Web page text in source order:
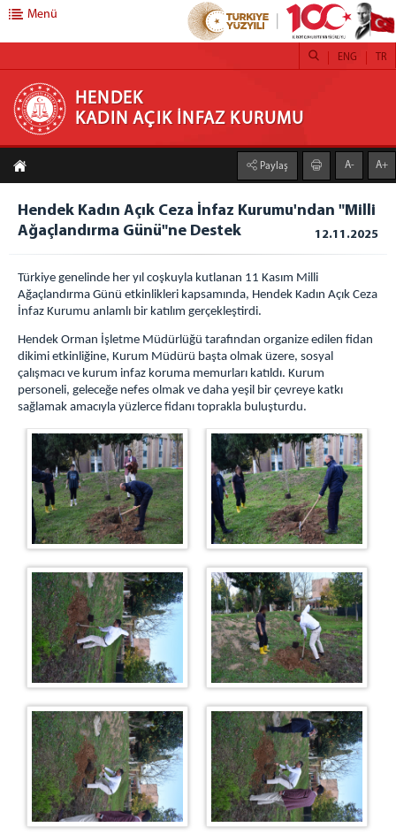
HENDEK KADIN AÇIK İNFAZ KURUMU
ANASAYFA
KURUMUMUZ
İŞ YURTLARI
TEKSTİL
DERİ KEMER ÜRETİM ATÖLYESİ
KUAFÖR
TABLO RESİM ATÖLYESİ
DEFNE YAPRAĞI AYIKLAMA ATÖLYESİ
ADLİYE KAFETERYA
TAKI TASARIM ATÖLYESİ
ZİYARET GÜN VE SAATLERİ
YEMEK LİSTESİ
İLETİŞİM
Menü
HENDEK
KADIN AÇIK İNFAZ KURUMU
TR
ENG
Paylaş A- A+
Hendek Kadın Açık Ceza İnfaz Kurumu'ndan "Milli
Ağaçlandırma Günü"ne Destek
12.11.2025
Türkiye genelinde her yıl coşkuyla kutlanan 11 Kasım Milli
Ağaçlandırma Günü etkinlikleri kapsamında, Hendek Kadın Açık Ceza
İnfaz Kurumu anlamlı bir katılım gerçekleştirdi.
Hendek Orman İşletme Müdürlüğü tarafından organize edilen fidan
dikimi etkinliğine, Kurum Müdürü başta olmak üzere, sosyal
çalışmacı ve kurum infaz koruma memurları katıldı. Kurum
personeli, geleceğe nefes olmak ve daha yeşil bir çevreye katkı
sağlamak amacıyla yüzlerce fidanı toprakla buluşturdu.